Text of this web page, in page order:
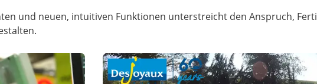
und neuen, intuitiven Funktionen unterstreicht den Anspruch,